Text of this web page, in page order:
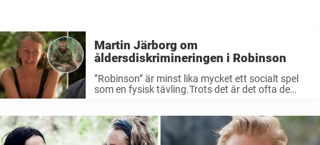
Martin Järborg om
åldersdiskrimineringen i Robinson
”Robinson” är minst lika mycket ett socialt spel
som en fysisk tävling.Trots det är det ofta de
han tycker om den åldersdiskriminering ...